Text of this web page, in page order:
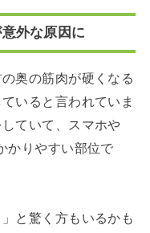
外な原因に
奥の筋肉が硬くなる
いると言われていま
ていて、スマホや
かりやすい部位で
と驚く方もいるかも